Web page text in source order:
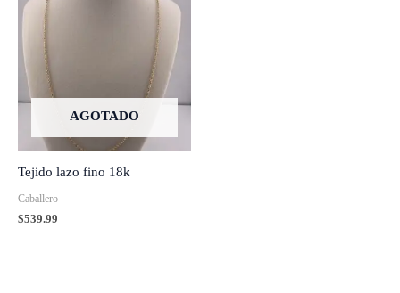
AGOTADO
Tejido lazo fino 18k
Caballero
$539.99